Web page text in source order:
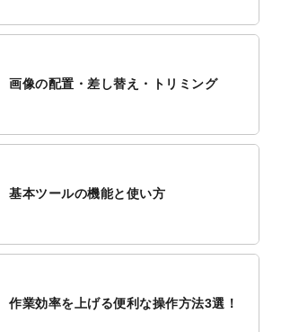
止のお知らせ
トを公開いたしました。
【新商品】封筒が作成できるようになりま
【新商品】クリアファイルが作成できるよ
しました。
レートを追加しました。
画像の配置・差し替え・トリミング
基本ツールの機能と使い方
作業効率を上げる便利な操作方法3選！